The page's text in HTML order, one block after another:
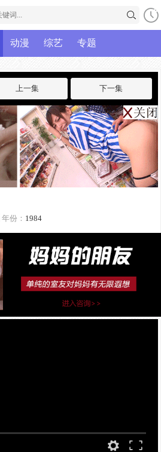
动漫 综艺 专题
年份： 1984
上一集 下一集